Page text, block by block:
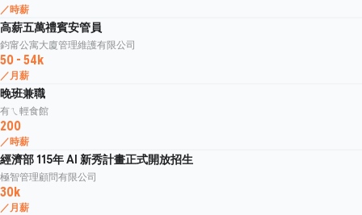
／時薪
高薪五萬禮賓安管員
鈞甯公寓大廈管理維護有限公司
50 - 54k
／月薪
晚班兼職
有ㄟ輕食館
200
／時薪
經濟部 115年 AI 新秀計畫正式開放招生
極智管理顧問有限公司
30k
／月薪